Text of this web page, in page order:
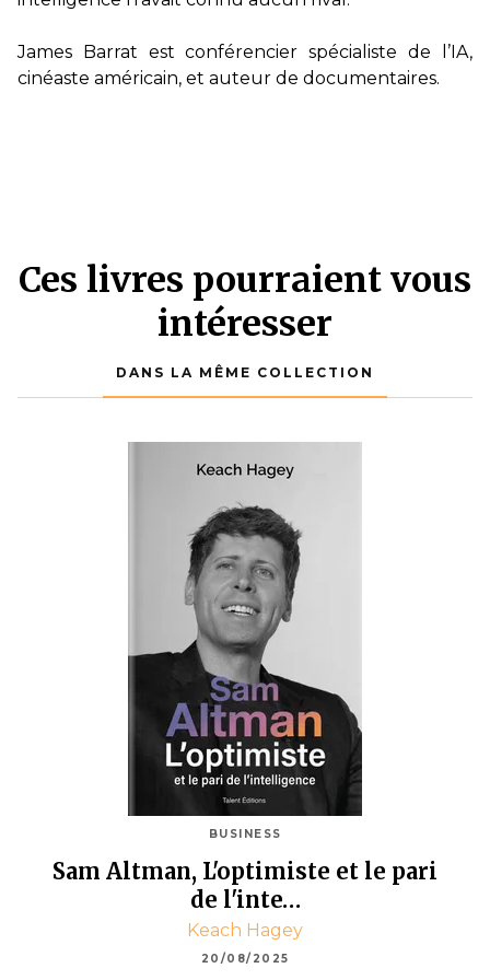
James Barrat est conférencier spécialiste de l’IA,
cinéaste américain, et auteur de documentaires.
Ces livres pourraient vous
intéresser
DANS LA MÊME COLLECTION
BUSINESS
Sam Altman, L'optimiste et le pari
de l'inte…
Keach Hagey
20/08/2025